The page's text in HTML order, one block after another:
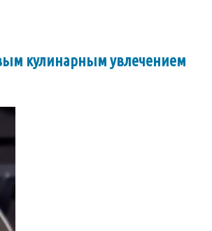
кулинарным увлечением